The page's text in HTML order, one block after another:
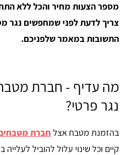
מספר הצעות מחיר והכל ללא
צריך לדעת לפני שמחפשים נגר
התשובות במאמר שלפניכם.
מה עדיף - חברת
נגר פרטי?
בהזמנת מטבח אצל חברת
קיים וכל שינוי עלול להוביל לעלייה